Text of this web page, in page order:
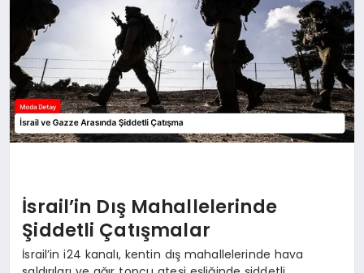
YAŞAM
İsrail’in Dış Mahallelerinde
Şiddetli Çatışmalar
İsrail’in i24 kanalı, kentin dış mahallelerinde hava